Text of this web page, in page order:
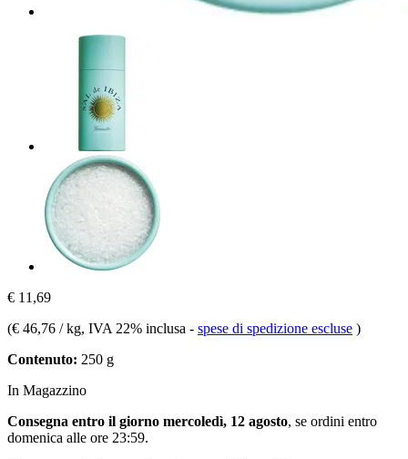
€ 11,69
(€ 46,76 / kg, IVA 22% inclusa - spese di spedizione escluse )
Contenuto: 250 g
In Magazzino
Consegna entro il giorno mercoledì, 12 agosto, se ordini entro
domenica alle ore 23:59.